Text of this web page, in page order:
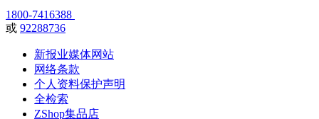
1800-7416388
或 92288736
新报业媒体网站
网络条款
个人资料保护声明
全检索
ZShop集品店